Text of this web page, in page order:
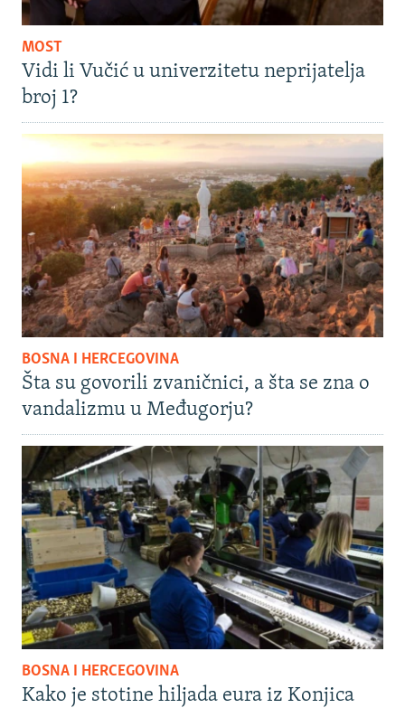
MOST
Vidi li Vučić u univerzitetu neprijatelja
broj 1?
BOSNA I HERCEGOVINA
Šta su govorili zvaničnici, a šta se zna o
vandalizmu u Međugorju?
BOSNA I HERCEGOVINA
Kako je stotine hiljada eura iz Konjica